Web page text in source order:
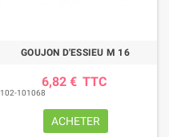
GOUJON D'ESSIEU M 16
6,82 € TTC
102-101068
ACHETER